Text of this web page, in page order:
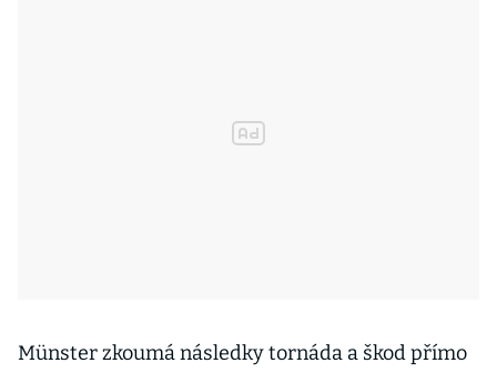
Münster zkoumá následky tornáda a škod přímo